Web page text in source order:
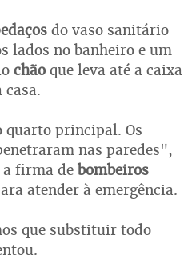
do vaso sanitário
lados no banheiro e um
chão que leva até a caixa
casa.
principal. Os
nas paredes",
a firma de bombeiros
atender à emergência.
que substituir todo